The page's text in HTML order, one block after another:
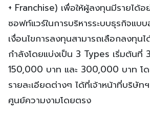
+ Franchise) เพื่อให้ผู้ลงทุนมีรายได้อ
ซอฟท์แวร์ในการบริหารระบบธุรกิจแบ
เงื่อนไขการลงทุนสามารถเลือกลงทุน
กำลังโดยแบ่งเป็น 3 Types เริ่มต้นที่
150,000 บาท และ 300,000 บาท โ
รายละเอียดต่างๆ ได้ที่เจ้าหน้าที่บริษั
ศูนย์ความงามโดยตรง